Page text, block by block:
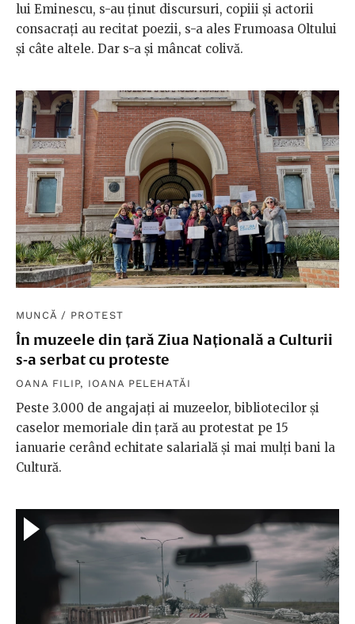
lui Eminescu, s-au ținut discursuri, copiii și actorii
consacrați au recitat poezii, s-a ales Frumoasa Oltului
și câte altele. Dar s-a și mâncat colivă.
MUNCĂ / PROTEST
În muzeele din țară Ziua Națională a Culturii
s-a serbat cu proteste
OANA FILIP, IOANA PELEHATĂI
Peste 3.000 de angajați ai muzeelor, bibliotecilor și
caselor memoriale din țară au protestat pe 15
ianuarie cerând echitate salarială și mai mulți bani la
Cultură.